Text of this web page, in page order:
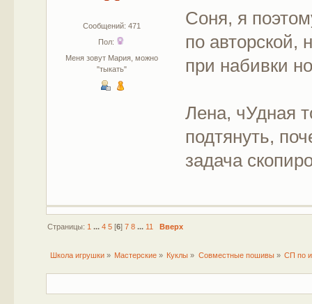
Сообщений: 471
Пол:
Меня зовут Мария, можно
"тыкать"
Соня, я
по авторской,
при набивки
Лена, чУдная
подтянуть,
задача
Страницы: 1 ... 4 5[6] 7 8 ... 11 Вверх
Школа игрушки» Мастерские » Куклы » Совместные пошивы» СП по